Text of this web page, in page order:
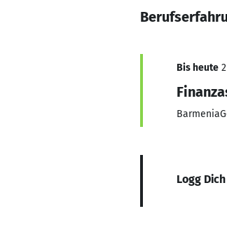
Bis heute
Logg